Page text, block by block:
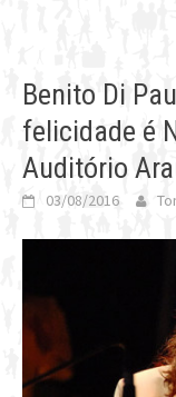
Benito Di
felicidade é
Auditório
03/08/2016